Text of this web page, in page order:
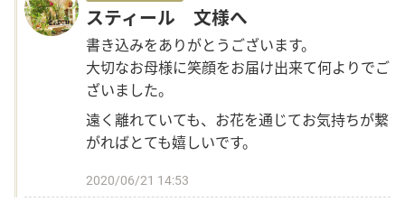
スティール 文様へ
書き込みをありがとうございます。
大切なお母様に笑顔をお届け出来て何よりでご
ざいました。
遠く離れていても、お花を通じてお気持ちが繋
がればとても嬉しいです。
2020/06/21 14:53